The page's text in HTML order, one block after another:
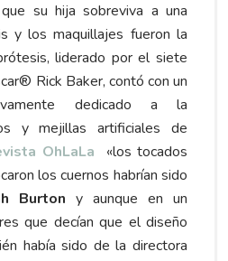
su hija sobreviva a una
y los maquillajes fueron la
liderado por el siete
Rick Baker, contó con un
dedicado a la
y mejillas artificiales de
OhLaLa «los tocados
los cuernos habrían sido
Burton y aunque en un
que decían que el diseño
había sido de la directora